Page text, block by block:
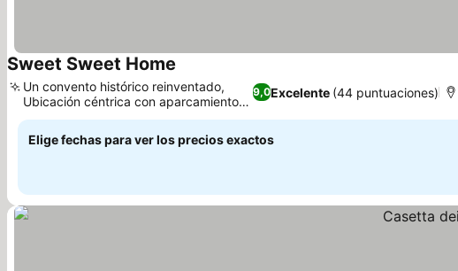
Sweet Sweet Home
9,0Excelente (44 puntuaciones)
Un convento histórico reinventado,
Ubicación céntrica con aparcamiento
en la calle
Elige fechas para ver los precios exactos